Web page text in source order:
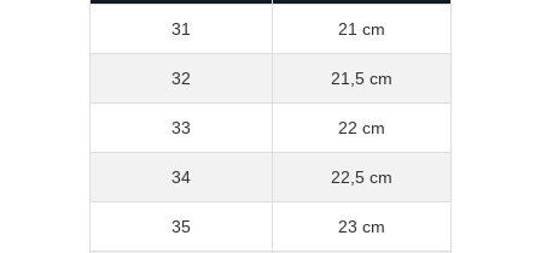
31 21 cm
32 21,5 cm
33 22 cm
34 22,5 cm
35 23 cm